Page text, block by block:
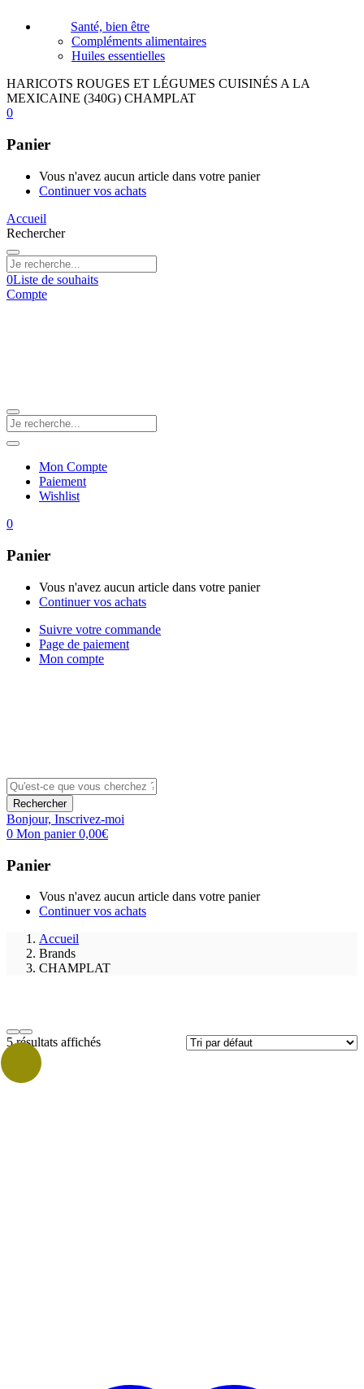
Santé, bien être
Compléments alimentaires
Huiles essentielles
HARICOTS ROUGES ET LÉGUMES CUISINÉS A LA
MEXICAINE (340G) CHAMPLAT
0
Panier
Vous n'avez aucun article dans votre panier
Continuer vos achats
Accueil
Rechercher
0Liste de souhaits
Compte
Mon Compte
Paiement
Wishlist
0
Panier
Vous n'avez aucun article dans votre panier
Continuer vos achats
Suivre votre commande
Page de paiement
Mon compte
Rechercher
Bonjour, Inscrivez-moi
0 Mon panier0,00€
Panier
Vous n'avez aucun article dans votre panier
Continuer vos achats
Accueil
Brands
CHAMPLAT
Prix
5 résultats affichés